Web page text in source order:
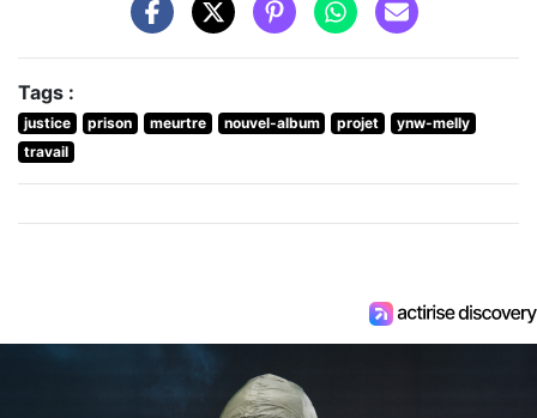
Tags :
justice prison meurtre nouvel-album projet
ynw-melly
travail